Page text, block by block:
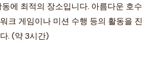
에 최적의 장소입니다. 아름다운 호수
크 게임이나 미션 수행 등의 활동을 진
. (약 3시간)